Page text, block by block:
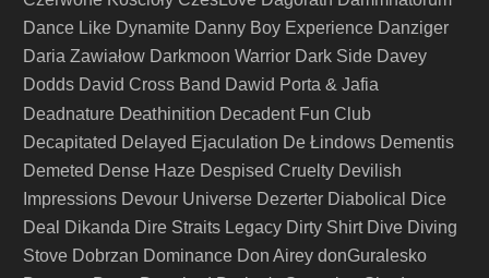
Dance Like Dynamite Danny Boy Experience Danziger
Daria Zawiałow Darkmoon Warrior Dark Side Davey
Dodds David Cross Band Dawid Porta & Jafia
Deadnature Deathinition Decadent Fun Club
Decapitated Delayed Ejaculation De Łindows Dementis
Demeted Dense Haze Despised Cruelty Devilish
Impressions Devour Universe Dezerter Diabolical
Dice
Deal
Dikanda Dire Straits Legacy Dirty Shirt Dive Diving
Stove Dobrzan Dominance Don Airey donGuralesko